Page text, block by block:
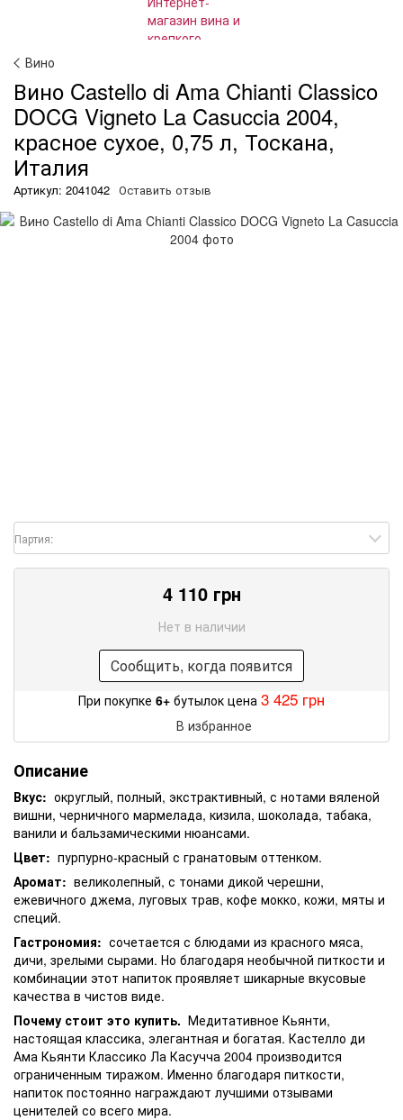
Вино
Вино Castello di Ama Chianti Classico
DOCG Vigneto La Casuccia 2004,
красное сухое, 0,75 л, Тоскана,
Италия
Артикул: 2041042 Оставить отзыв
Партия:
4 110 грн
Нет в наличии
Сообщить, когда появится
При покупке 6+ бутылок цена 3 425 грн
В избранное
Описание
Вкус: округлый, полный, экстрактивный, с нотами вяленой
вишни, черничного мармелада, кизила, шоколада, табака,
ванили и бальзамическими нюансами.
Цвет: пурпурно-красный с гранатовым оттенком.
Аромат: великолепный, с тонами дикой черешни,
ежевичного джема, луговых трав, кофе мокко, кожи, мяты и
специй.
Гастрономия: сочетается с блюдами из красного мяса,
дичи, зрелыми сырами. Но благодаря необычной питкости и
комбинации этот напиток проявляет шикарные вкусовые
качества в чистов виде.
Почему стоит это купить. Медитативное Кьянти,
настоящая классика, элегантная и богатая. Кастелло ди
Ама Кьянти Классико Ла Касучча 2004 производится
ограниченным тиражом. Именно благодаря питкости,
напиток постоянно награждают лучшими отзывами
ценителей со всего мира.